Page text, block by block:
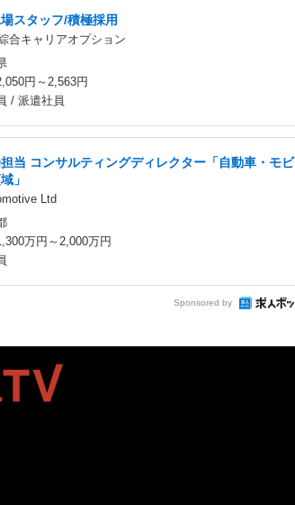
スタッフ/積極採用
合キャリアオプション
円～2,563円
/ 派遣社員
当 コンサルティングディレクター「自動車・モビ
」
Ltd
万円～2,000万円
Sponsored by